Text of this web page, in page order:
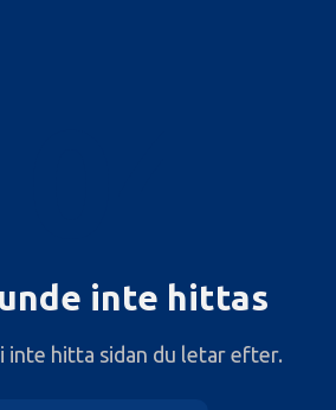
inte hittas
inte hitta sidan du letar efter.